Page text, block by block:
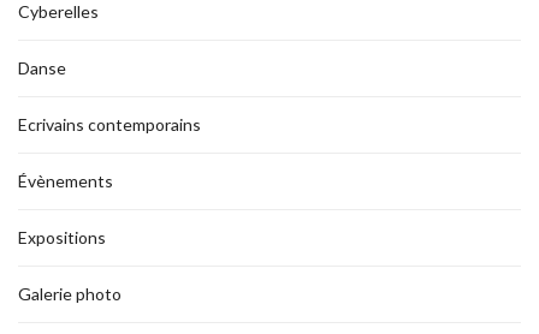
Cyberelles
Danse
Ecrivains contemporains
Évènements
Expositions
Galerie photo